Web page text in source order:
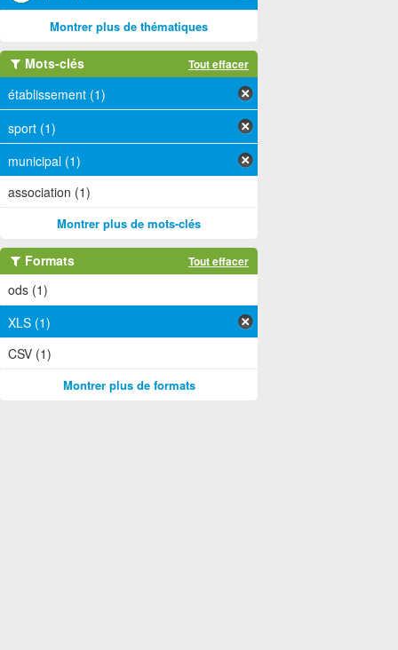
Montrer plus de thématiques
Mots-clés Tout effacer
établissement (1)
sport (1)
municipal (1)
association (1)
Montrer plus de mots-clés
Formats Tout effacer
ods (1)
XLS (1)
CSV (1)
Montrer plus de formats